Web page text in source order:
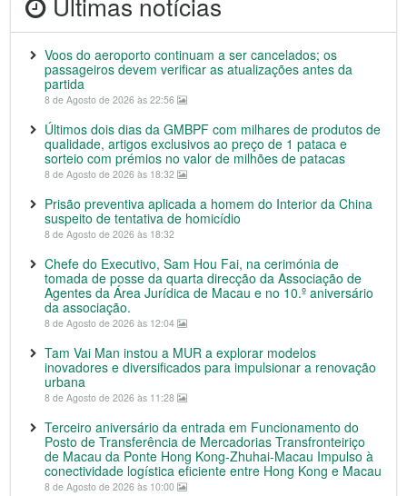
Voos do aeroporto continuam a ser cancelados; os
passageiros devem verificar as atualizações antes da
partida
8 de Agosto de 2026 às 22:56
Últimos dois dias da GMBPF com milhares de produtos de
qualidade, artigos exclusivos ao preço de 1 pataca e
sorteio com prémios no valor de milhões de patacas
8 de Agosto de 2026 às 18:32
Prisão preventiva aplicada a homem do Interior da China
suspeito de tentativa de homicídio
8 de Agosto de 2026 às 18:32
Chefe do Executivo, Sam Hou Fai, na cerimónia de
tomada de posse da quarta direcção da Associação de
Agentes da Área Jurídica de Macau e no 10.º aniversário
da associação.
8 de Agosto de 2026 às 12:04
Tam Vai Man instou a MUR a explorar modelos
inovadores e diversificados para impulsionar a renovação
urbana
8 de Agosto de 2026 às 11:28
Terceiro aniversário da entrada em Funcionamento do
Posto de Transferência de Mercadorias Transfronteiriço
de Macau da Ponte Hong Kong-Zhuhai-Macau Impulso à
conectividade logística eficiente entre Hong Kong e Macau
8 de Agosto de 2026 às 10:00